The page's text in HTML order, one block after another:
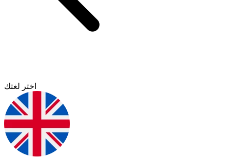
اختر لغتك